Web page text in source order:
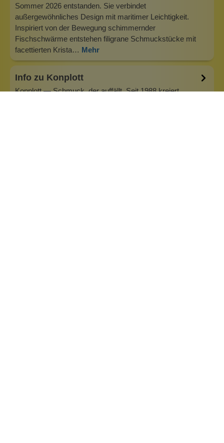
Sommer 2026 entstanden. Sie verbindet
außergewöhnliches Design mit maritimer Leichtigkeit.
Inspiriert von der Bewegung schimmernder
Fischschwärme entstehen filigrane Schmuckstücke mit
facettierten Krista… Mehr
Info zu Konplott
Konplott — Schmuck, der auffällt. Seit 1988 kreiert